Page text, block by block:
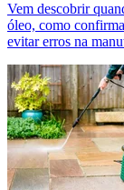
Vem descobrir
óleo, como
evitar erros na